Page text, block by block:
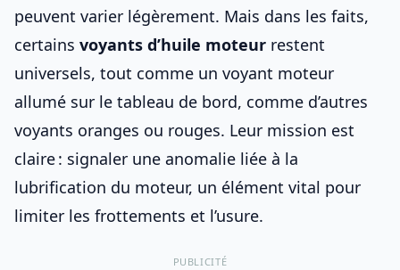
peuvent varier légèrement. Mais dans les faits,
certains voyants d’huile moteur restent
universels, tout comme un voyant moteur
allumé sur le tableau de bord, comme d’autres
voyants oranges ou rouges. Leur mission est
claire : signaler une anomalie liée à la
lubrification du moteur, un élément vital pour
limiter les frottements et l’usure.
PUBLICITÉ